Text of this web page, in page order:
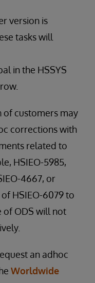
version is
tasks will
in the HSSYS
of customers may
corrections with
related to
HSIEO-5985,
4667, or
HSIEO-6079 to
of ODS will not
an adhoc
Worldwide